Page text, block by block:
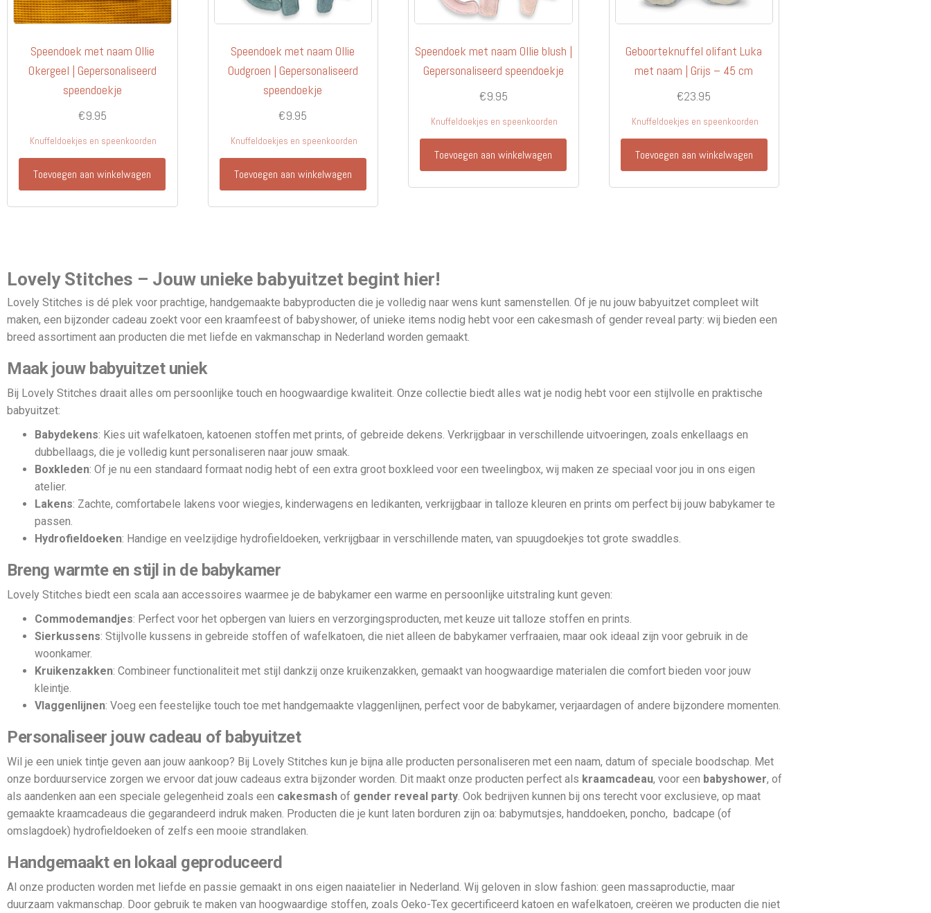
Speendoek met naam Ollie
Okergeel | Gepersonaliseerd
speendoekje
€9.95
Knuffeldoekjes en speenkoorden
Toevoegen aan winkelwagen
Speendoek met naam Ollie
Oudgroen | Gepersonaliseerd
speendoekje
€9.95
Knuffeldoekjes en speenkoorden
Toevoegen aan winkelwagen
Speendoek met naam Ollie blush |
Gepersonaliseerd speendoekje
€9.95
Knuffeldoekjes en speenkoorden
Toevoegen aan winkelwagen
Geboorteknuffel olifant Luka
met naam | Grijs – 45 cm
€23.95
Knuffeldoekjes en speenkoorden
Toevoegen aan winkelwagen
Lovely Stitches – Jouw unieke babyuitzet begint hier!
Lovely Stitches is dé plek voor prachtige, handgemaakte babyproducten die je volledig naar wens kunt samenstellen. Of je nu jouw babyuitzet compleet wilt
maken, een bijzonder cadeau zoekt voor een kraamfeest of babyshower, of unieke items nodig hebt voor een cakesmash of gender reveal party: wij bieden een
breed assortiment aan producten die met liefde en vakmanschap in Nederland worden gemaakt.
Maak jouw babyuitzet uniek
Bij Lovely Stitches draait alles om persoonlijke touch en hoogwaardige kwaliteit. Onze collectie biedt alles wat je nodig hebt voor een stijlvolle en praktische
babyuitzet:
Babydekens: Kies uit wafelkatoen, katoenen stoffen met prints, of gebreide dekens. Verkrijgbaar in verschillende uitvoeringen, zoals enkellaags en
dubbellaags, die je volledig kunt personaliseren naar jouw smaak.
Boxkleden: Of je nu een standaard formaat nodig hebt of een extra groot boxkleed voor een tweelingbox, wij maken ze speciaal voor jou in ons eigen
atelier.
Lakens: Zachte, comfortabele lakens voor wiegjes, kinderwagens en ledikanten, verkrijgbaar in talloze kleuren en prints om perfect bij jouw babykamer te
passen.
Hydrofieldoeken: Handige en veelzijdige hydrofieldoeken, verkrijgbaar in verschillende maten, van spuugdoekjes tot grote swaddles.
Breng warmte en stijl in de babykamer
Lovely Stitches biedt een scala aan accessoires waarmee je de babykamer een warme en persoonlijke uitstraling kunt geven:
Commodemandjes: Perfect voor het opbergen van luiers en verzorgingsproducten, met keuze uit talloze stoffen en prints.
Sierkussens: Stijlvolle kussens in gebreide stoffen of wafelkatoen, die niet alleen de babykamer verfraaien, maar ook ideaal zijn voor gebruik in de
woonkamer.
Kruikenzakken: Combineer functionaliteit met stijl dankzij onze kruikenzakken, gemaakt van hoogwaardige materialen die comfort bieden voor jouw
kleintje.
Vlaggenlijnen: Voeg een feestelijke touch toe met handgemaakte vlaggenlijnen, perfect voor de babykamer, verjaardagen of andere bijzondere momenten.
Personaliseer jouw cadeau of babyuitzet
Wil je een uniek tintje geven aan jouw aankoop? Bij Lovely Stitches kun je bijna alle producten personaliseren met een naam, datum of speciale boodschap. Met
onze borduurservice zorgen we ervoor dat jouw cadeaus extra bijzonder worden. Dit maakt onze producten perfect als kraamcadeau, voor een babyshower, of
als aandenken aan een speciale gelegenheid zoals een cakesmash of gender reveal party. Ook bedrijven kunnen bij ons terecht voor exclusieve, op maat
gemaakte kraamcadeaus die gegarandeerd indruk maken. Producten die je kunt laten borduren zijn oa: babymutsjes, handdoeken, poncho, badcape (of
omslagdoek) hydrofieldoeken of zelfs een mooie strandlaken.
Handgemaakt en lokaal geproduceerd
Al onze producten worden met liefde en passie gemaakt in ons eigen naaiatelier in Nederland. Wij geloven in slow fashion: geen massaproductie, maar
duurzaam vakmanschap. Door gebruik te maken van hoogwaardige stoffen, zoals Oeko-Tex gecertificeerd katoen en wafelkatoen, creëren we producten die niet